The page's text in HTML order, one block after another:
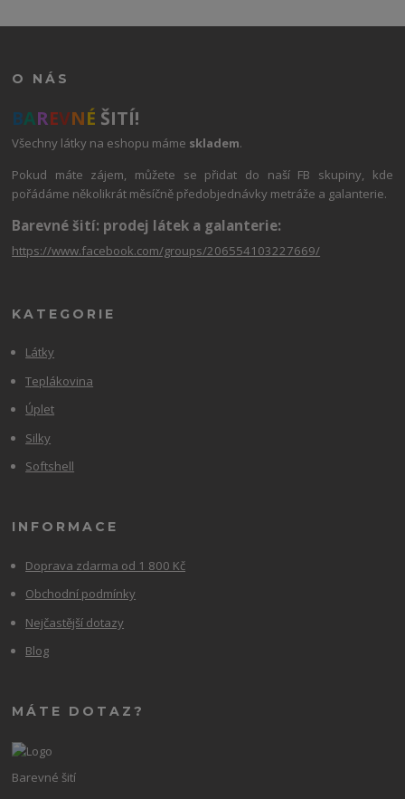
O NÁS
BAREVNÉ ŠITÍ!
Všechny látky na eshopu máme skladem.
Pokud máte zájem, můžete se přidat do naší FB skupiny, kde
pořádáme několikrát měsíčně předobjednávky metráže a galanterie.
Barevné šití: prodej látek a galanterie:
https://www.facebook.com/groups/206554103227669/
KATEGORIE
Látky
Teplákovina
Úplet
Silky
Softshell
INFORMACE
Doprava zdarma od 1 800 Kč
Obchodní podmínky
Nejčastější dotazy
Blog
MÁTE DOTAZ?
Barevné šití